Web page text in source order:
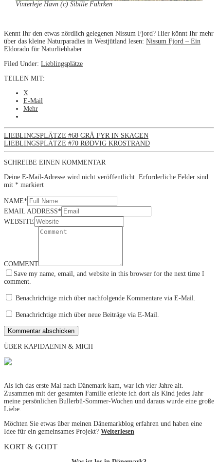
Vinterleje Havn (c) Sibille Fuhrken
Kennt Ihr den etwas nördlich gelegenen Nissum Fjord? Hier könnt Ihr mehr
über das kleine Naturparadies in Westjütland lesen: Nissum Fjord – Ein
Eldorado für Naturliebhaber
Filed Under: Lieblingsplätze
TEILEN MIT:
X
E-Mail
Mehr
LIEBLINGSPLÄTZE #68 GRÅ FYR IN SKAGEN
LIEBLINGSPLÄTZE #70 RØDVIG KROSTRAND
SCHREIBE EINEN KOMMENTAR
Deine E-Mail-Adresse wird nicht veröffentlicht. Erforderliche Felder sind
mit * markiert
NAME*
EMAIL ADDRESS*
WEBSITE
COMMENT
Save my name, email, and website in this browser for the next time I
comment.
Benachrichtige mich über nachfolgende Kommentare via E-Mail.
Benachrichtige mich über neue Beiträge via E-Mail.
ÜBER KAPIDAENIN & MICH
Als ich das erste Mal nach Dänemark kam, war ich vier Jahre alt.
Zusammen mit der gesamten Familie erlebte ich dort als Kind jedes Jahr
meine persönlichen Bullerbü-Sommer-Wochen und daraus wurde eine große
Liebe.
Möchten Sie etwas über meinen Dänemarkblog erfahren und haben eine
Idee für ein gemeinsames Projekt? Weiterlesen
KORT & GODT